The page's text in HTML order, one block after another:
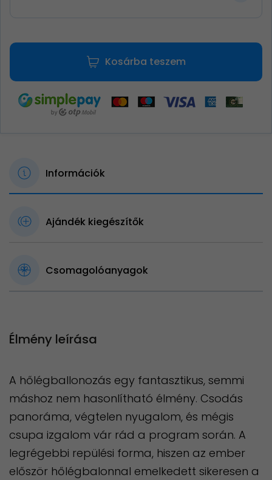
Kosárba teszem
Információk
Ajándék kiegészítők
Csomagolóanyagok
Élmény leírása
A hőlégballonozás egy fantasztikus, semmi
máshoz nem hasonlítható élmény. ​Csodás
panoráma, végtelen nyugalom, és mégis
csupa izgalom vár rád a program során. A
legrégebbi repülési forma, hiszen az ember
először hőlégbalonnal emelkedett sikeresen a